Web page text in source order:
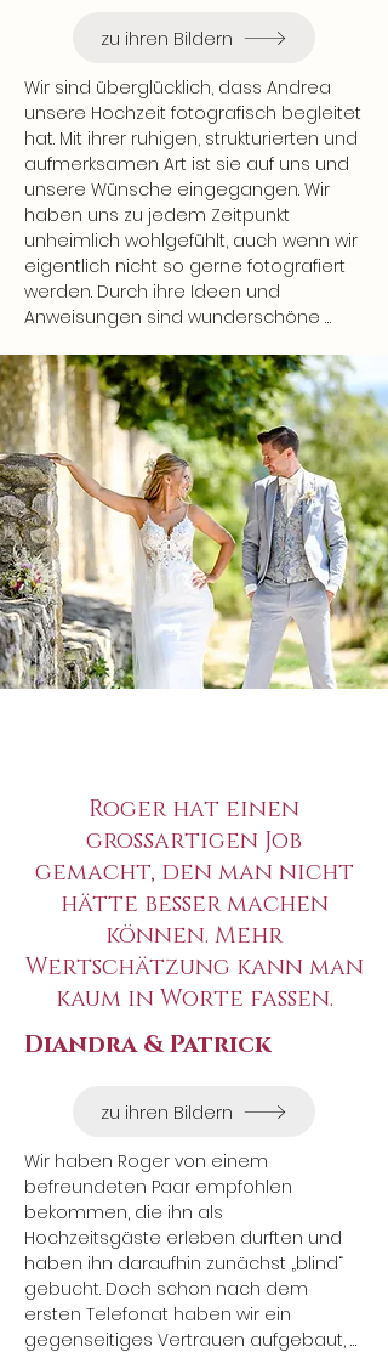
zu ihren Bildern
Wir sind überglücklich, dass Andrea
unsere Hochzeit fotografisch begleitet
hat. Mit ihrer ruhigen, strukturierten und
aufmerksamen Art ist sie auf uns und
unsere Wünsche eingegangen. Wir
haben uns zu jedem Zeitpunkt
unheimlich wohlgefühlt, auch wenn wir
eigentlich nicht so gerne fotografiert
werden. Durch ihre Ideen und
Anweisungen sind wunderschöne
entstanden. Uns hat von Anfang an
gefallen, dass Andrea die besonderen
Momente während der Trauung, des
Empfangs und der Feier so schön und
natürlich festhalten kann. Das ist ihr an
unserem großen Tag auch zu 100%
gelungen. Ein absolutes Highlight war
natürlich auch die Rückspultaste!
Wir können Andrea uneingeschränkt
weiterempfehlen! Herzlichen Dank für
alles!
Einen ganz großen Dank auch an
Melanie, die eine supergute Arbeit im
Roger hat einen
großartigen Job
gemacht, den man nicht
hätte besser machen
können. Mehr
Wertschätzung kann man
kaum in Worte fassen.
Diandra & Patrick
zu ihren Bildern
Wir haben Roger von einem
befreundeten Paar empfohlen
bekommen, die ihn als
Hochzeitsgäste erleben durften und
haben ihn daraufhin zunächst „blind“
gebucht. Doch schon nach dem
ersten Telefonat haben wir ein
gegenseitiges Vertrauen aufgebaut,